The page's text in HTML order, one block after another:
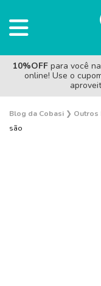
10%OFF para você
online! Use o
Blog da Cobasi ❯ Outros
são